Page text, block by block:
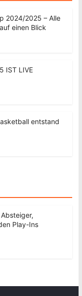
2024/2025 – Alle
einen Blick
IST LIVE
entstand
Play-Ins